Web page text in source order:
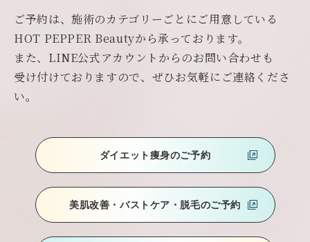
ご予約は、施術のカテゴリーごとにご用意している
HOT PEPPER Beautyから承っております。
また、LINE公式アカウントからのお問い合わせも
受け付けておりますので、ぜひお気軽にご連絡くださ
い。
ダイエット痩身のご予約
美肌改善・バストケア ・脱毛のご予約